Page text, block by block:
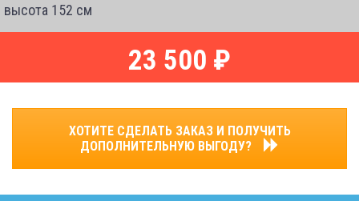
высота 152 см
23 500 ₽
ХОТИТЕ СДЕЛАТЬ ЗАКАЗ И ПОЛУЧИТЬ
ДОПОЛНИТЕЛЬНУЮ ВЫГОДУ?